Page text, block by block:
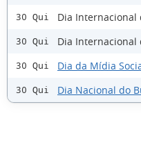
30 Qui Dia Internacional
30 Qui Dia Internacional
30 Qui Dia da Mídia
30 Qui Dia Nacional do